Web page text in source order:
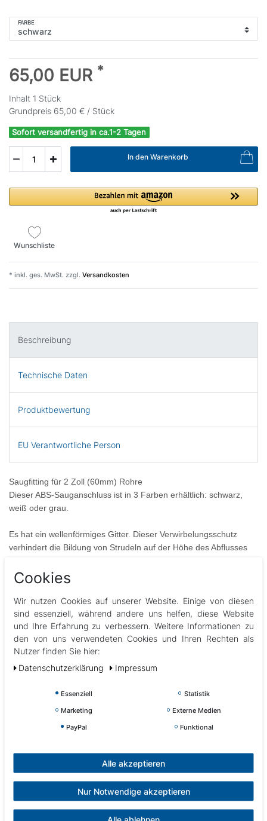
FARBE
65,00 EUR *
Inhalt 1 Stück
Grundpreis 65,00 € / Stück
Sofort versandfertig in ca.1-2 Tagen
In den Warenkorb
Wunschliste
* inkl. ges. MwSt. zzgl. Versandkosten
Beschreibung
Technische Daten
Produktbewertung
EU Verantwortliche Person
Saugfitting für 2 Zoll (60mm) Rohre
Dieser ABS-Sauganschluss ist in 3 Farben erhältlich: schwarz,
weiß oder grau.
Es hat ein wellenförmiges Gitter. Dieser Verwirbelungsschutz
verhindert die Bildung von Strudeln auf der Höhe des Abflusses
Haut am Abfluss kleben bleibt.
Dieses ABS-Produkt ist sehr widerstandsfähig und kann
problemlos das Gewicht eines Schwimmers tragen.
Maße:
Sichtbarer Frontdurchmesser: 5 Zoll (130 mm)
Bohrdurchmesser: 85-90 mm
Cookies
Wir nutzen Cookies auf unserer Website. Einige von diesen
sind essenziell, während andere uns helfen, diese Website
und Ihre Erfahrung zu verbessern. Weitere Informationen zu
den von uns verwendeten Cookies und Ihren Rechten als
Nutzer finden Sie hier:
Daten­schutz­erklärung
Impressum
Essenziell
Statistik
Marketing
Externe Medien
PayPal
Funktional
Alle akzeptieren
Nur Notwendige akzeptieren
Alle ablehnen